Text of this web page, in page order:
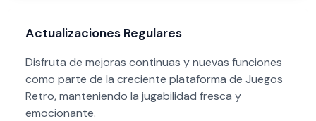
Actualizaciones Regulares
Disfruta de mejoras continuas y nuevas funciones
como parte de la creciente plataforma de Juegos
Retro, manteniendo la jugabilidad fresca y
emocionante.